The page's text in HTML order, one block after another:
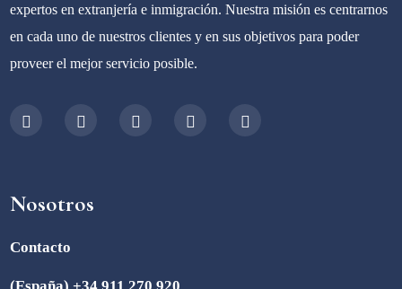
expertos en extranjería e inmigración. Nuestra misión es centrarnos
en cada uno de nuestros clientes y en sus objetivos para poder
proveer el mejor servicio posible.
Nosotros
Contacto